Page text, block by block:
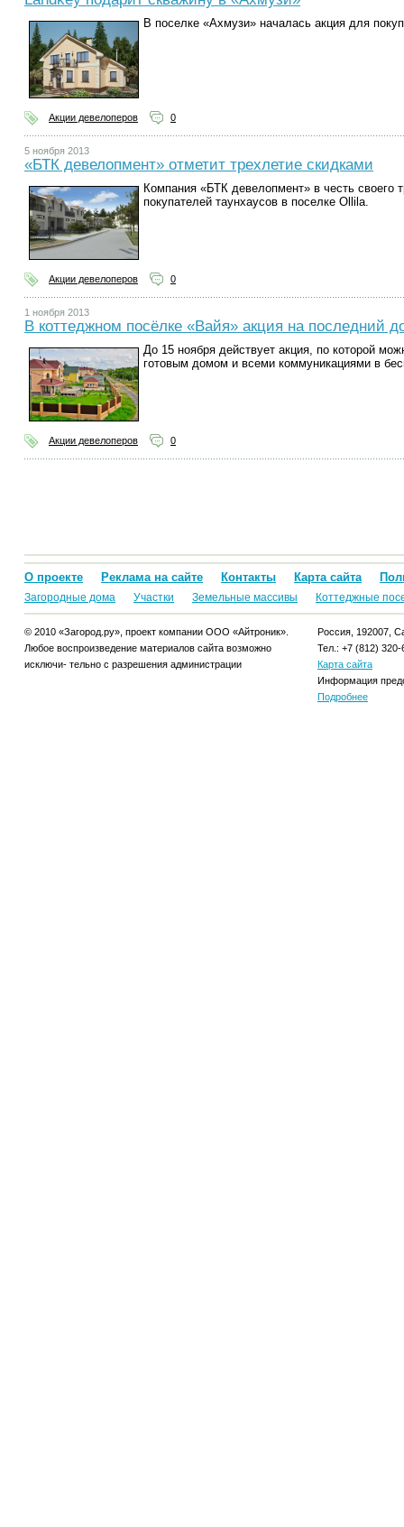
В поселке «Ахмузи» началась акция для
Акции девелоперов 0
5 ноября 2013
«БТК девелопмент» отметит трехлетие скидками
Компания «БТК девелопмент» в честь своего
покупателей таунхаусов в поселке Ollila.
Акции девелоперов 0
1 ноября 2013
В коттеджном посёлке «Вайя» акция на последний
До 15 ноября действует акция, по которой
готовым домом и всеми коммуникациями в
Акции девелоперов 0
О проекте Реклама на сайте Контакты Карта сайта
Загородные дома Участки Земельные массивы Коттеджные
© 2010 «Загород.ру», проект компании ООО «Айтроник».
Любое воспроизведение материалов сайта возможно
исключи- тельно с разрешения администрации
Россия, 192007,
Тел.: +7 (812) 320-
Карта сайта
Информация
Подробнее